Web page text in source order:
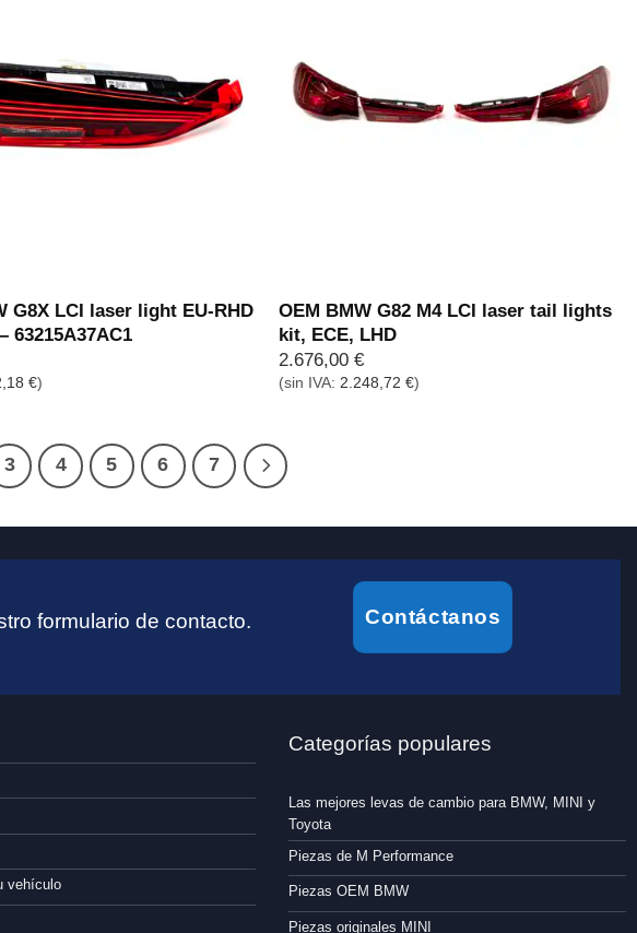
G8X LCI laser light EU-RHD
63215A37AC1
€)
OEM BMW G82 M4 LCI laser tail lights
kit, ECE, LHD
2.676,00€
(sin IVA:2.248,72€)
3 4 5 6 7
formulario de contacto. Contáctanos
vehículo
Categorías populares
Las mejores levas de cambio para BMW, MINI y
Toyota
Piezas de M Performance
Piezas OEM BMW
Piezas originales MINI